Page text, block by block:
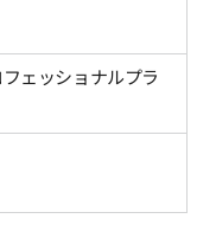
ェッショナルプラ